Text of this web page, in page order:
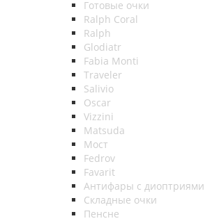
Готовые очки
Ralph Coral
Ralph
Glodiatr
Fabia Monti
Traveler
Salivio
Oscar
Vizzini
Matsuda
Мост
Fedrov
Favarit
Антифары с диоптриями
Складные очки
Пенсне